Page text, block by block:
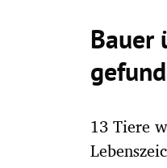
Bauer
13 Tiere